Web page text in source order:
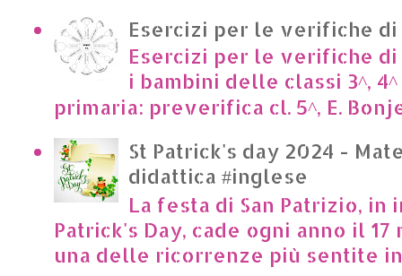
Esercizi per le verifiche
Esercizi per le verifiche
i bambini delle classi 3^,
primaria: preverifica cl. 5^, E.
St Patrick's day 2024 -
didattica #inglese
La festa di San Patrizio, in
Patrick's Day, cade ogni anno il 17
una delle ricorrenze più sentite in